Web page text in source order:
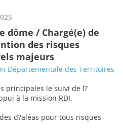
dôme / Chargé(e) de
des risques
majeurs
Départementale des Territoires
principales le suivi de l?
à la mission RDI.
d?aléas pour tous risques